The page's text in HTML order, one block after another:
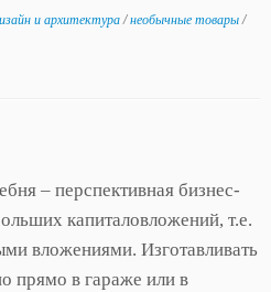
и архитектура/необычные товары/
– перспективная бизнес-
капиталовложений, т.е.
вложениями. Изготавливать
прямо в гараже или в